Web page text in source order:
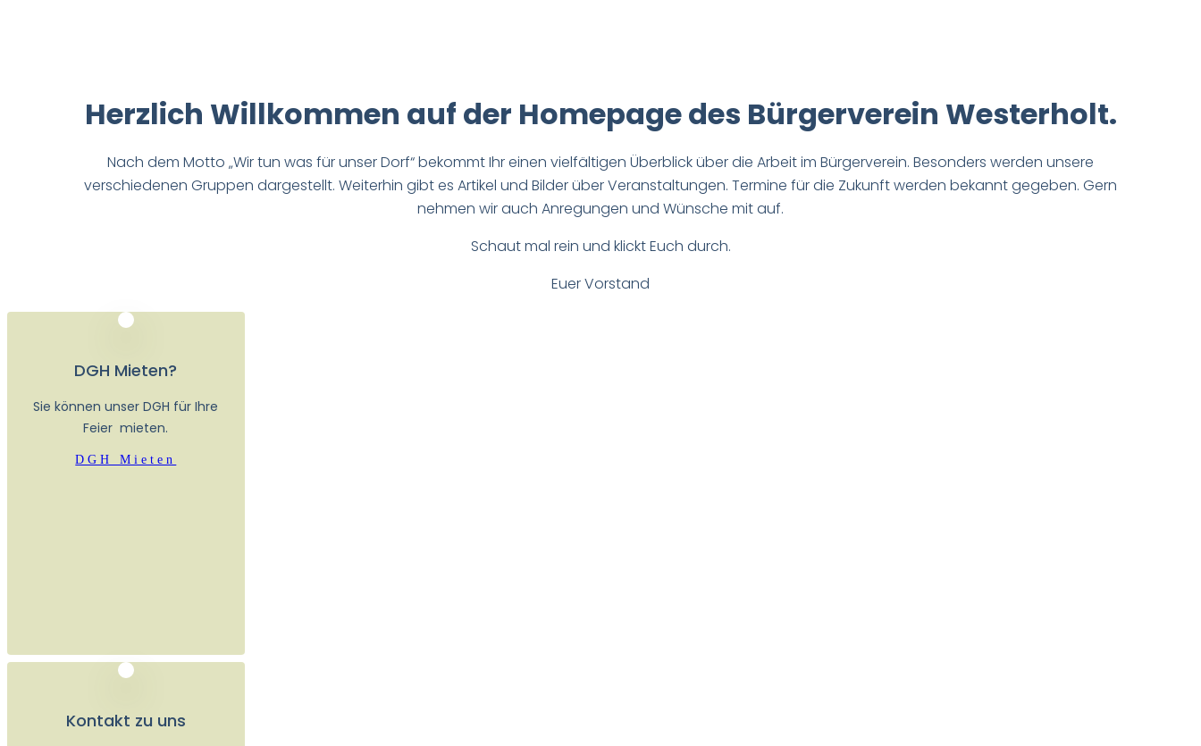
Herzlich Willkommen auf der Homepage des Bürgerverein Westerholt.
Nach dem Motto „Wir tun was für unser Dorf“ bekommt Ihr einen vielfältigen Überblick über die Arbeit im Bürgerverein. Besonders werden unsere
verschiedenen Gruppen dargestellt. Weiterhin gibt es Artikel und Bilder über Veranstaltungen. Termine für die Zukunft werden bekannt gegeben. Gern
nehmen wir auch Anregungen und Wünsche mit auf.
Schaut mal rein und klickt Euch durch.
Euer Vorstand
DGH Mieten?
Sie können unser DGH für Ihre
Feier mieten.
DGH Mieten
Kontakt zu uns